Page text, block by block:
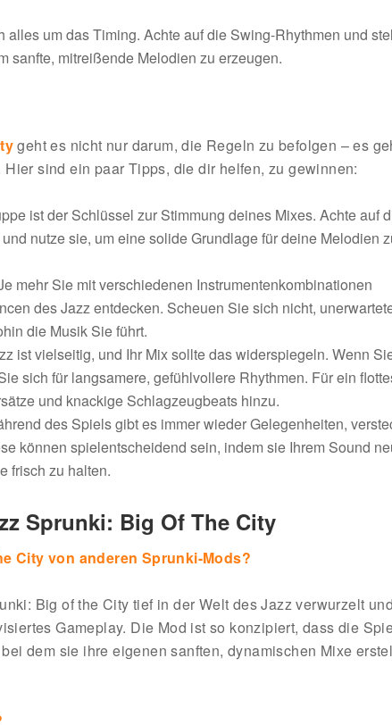
alles um das Timing. Achte auf die Swing-Rhythmen und
sanfte, mitreißende Melodien zu erzeugen.
geht es nicht nur darum, die Regeln zu befolgen – es
sind ein paar Tipps, die dir helfen, zu gewinnen:
ist der Schlüssel zur Stimmung deines Mixes. Achte auf
nutze sie, um eine solide Grundlage für deine Melodien
mehr Sie mit verschiedenen Instrumentenkombinationen
des Jazz entdecken. Scheuen Sie sich nicht,
die Musik Sie führt.
ist vielseitig, und Ihr Mix sollte das widerspiegeln. Wenn
sich für langsamere, gefühlvollere Rhythmen. Für ein
und knackige Schlagzeugbeats hinzu.
des Spiels gibt es immer wieder Gelegenheiten,
können spielentscheidend sein, indem sie Ihrem Sound
frisch zu halten.
Sprunki: Big Of The City
City von anderen Sprunki-Mods?
Big of the City tief in der Welt des Jazz verwurzelt
Gameplay. Die Mod ist so konzipiert, dass die
dem sie ihre eigenen sanften, dynamischen Mixe